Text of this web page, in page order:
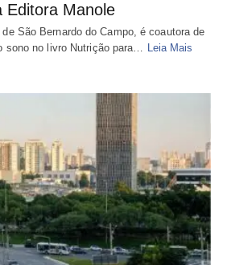
Editora Manole
São Bernardo do Campo, é coautora de
sono no livro Nutrição para… Leia Mais